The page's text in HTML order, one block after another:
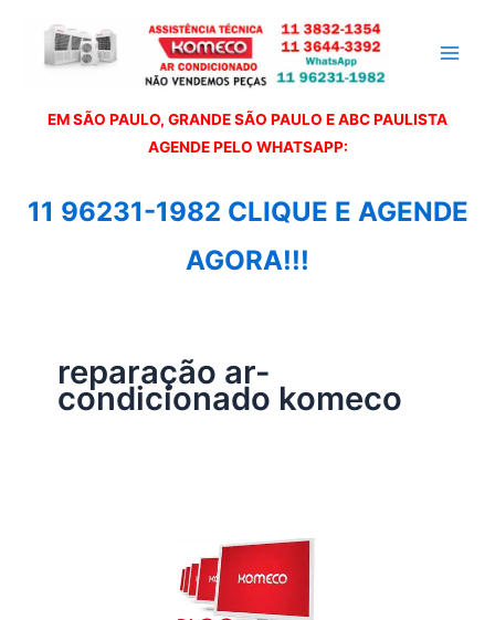
EM SÃO PAULO, GRANDE SÃO PAULO E ABC PAULISTA
AGENDE PELO WHATSAPP:
11 96231-1982 CLIQUE E AGENDE
AGORA!!!
reparação ar-
condicionado komeco